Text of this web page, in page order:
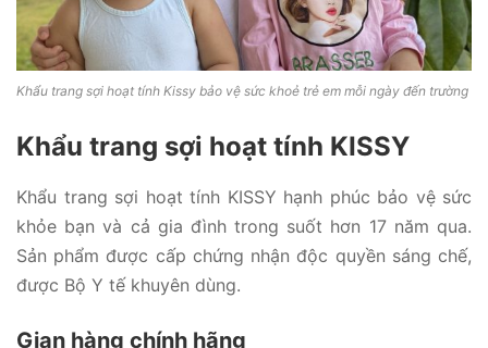
Khẩu trang sợi hoạt tính Kissy bảo vệ sức khoẻ trẻ em mỗi ngày đến trường
Khẩu trang sợi hoạt tính KISSY
Khẩu trang sợi hoạt tính KISSY hạnh phúc bảo vệ sức
khỏe bạn và cả gia đình trong suốt hơn 17 năm qua.
Sản phẩm được cấp chứng nhận độc quyền sáng chế,
được Bộ Y tế khuyên dùng.
Gian hàng chính hãng